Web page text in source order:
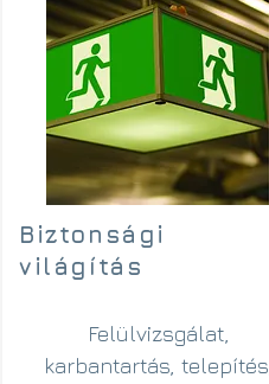
Biztonsági
világítás
Felülvizsgálat,
karbantartás, telepítés,